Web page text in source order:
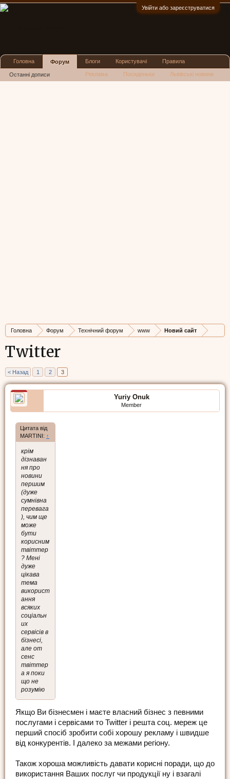
Увійти або зареєструватися
Головна Форум Технічний форум www Новий сайт
Twitter
< Назад 1 2 3
Yuriy Onuk
Member
Цитата від
MARTINI: ↑
крім
дізнаван
ня про
новини
першим
(дуже
сумнівна
перевага
), чим ще
може
бути
корисним
твіттер
? Мені
дуже
цікава
тема
використ
ання
всяких
соціальн
их
сервісів в
бізнесі,
але от
сенс
твіттер
а я поки
що не
розумію
Якщо Ви бізнесмен і маєте власний бізнес з певними
послугами і сервісами то Twitter і решта соц. мереж це
перший спосіб зробити собі хорошу рекламу і швидше
від конкурентів. І далеко за межами регіону.
Також хороша можливість давати корисні поради, що до
використання Ваших послуг чи продукції ну і взагалі
Головна Форум
Останні дописи
Блоги Користувачі Правила
Реклама Посиденьки Львівські новини